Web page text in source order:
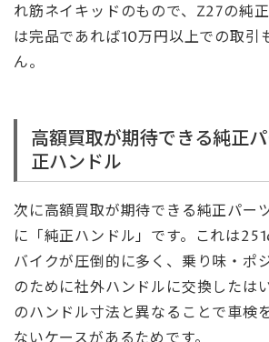
れ筋ネイキッドのもので、Z27の純
は完品であれば10万円以上での取引
ん。
高額買取が期待できる純正
正ハンドル
次に高額買取が期待できる純正パー
に「純正ハンドル」です。これは
バイクが圧倒的に多く、乗り味・ポ
のために社外ハンドルに交換したは
のハンドル寸法と異なることで車検
ないケースがあるためです。